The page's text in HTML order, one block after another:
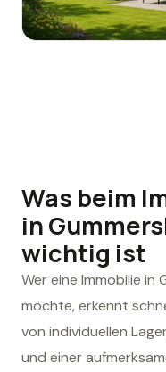
Was beim
in
wichtig ist
Wer eine Immobilie in
möchte, erkennt
von individuellen
und einer